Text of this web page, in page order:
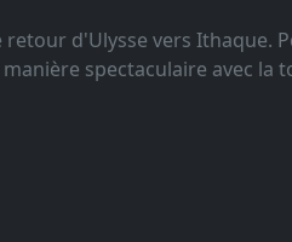
retour d'Ulysse vers Ithaque.
spectaculaire avec la